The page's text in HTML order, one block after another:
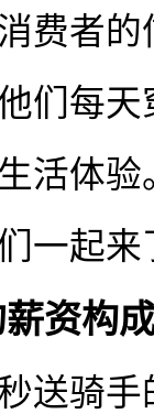
费者
们每
活体
一起
资构
送骑